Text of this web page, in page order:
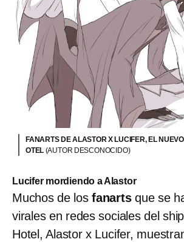
FANARTS DE ALASTOR X LUCIFER, EL
OTEL (AUTOR DESCONOCIDO)
Lucifer mordiendo a Alastor
Muchos de los fanartsque se
virales en redes sociales del
Hotel, Alastor x Lucifer,